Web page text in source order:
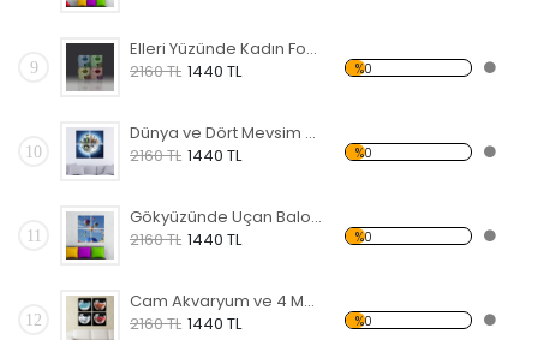
9
Elleri Yüzünde Kadın Forex Tablo
2160 TL 1440 TL %0
10
Dünya ve Dört Mevsim Forex Tablo
2160 TL 1440 TL %0
11
Gökyüzünde Uçan Balonlar Forex Tablo
2160 TL 1440 TL %0
12
Cam Akvaryum ve 4 Mevsim Forex Tablo
2160 TL 1440 TL %0